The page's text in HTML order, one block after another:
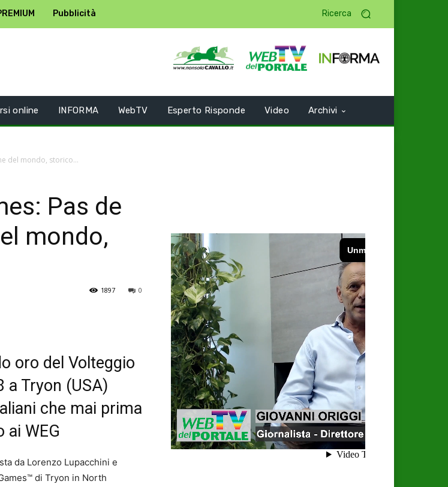
Pubblicità Ricerca
online INFORMA WebTV Esperto Risponde Video Archivi
del mondo, storico...
Pas de
mondo,
0
1897
oro del Volteggio
Tryon (USA)
che mai prima
ai WEG
da Lorenzo Lupacchini e
di Tryon in North